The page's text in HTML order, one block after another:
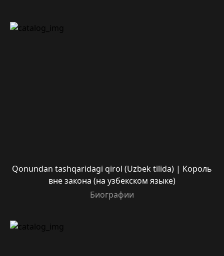
Qonundan tashqaridagi qirol (Uzbek tilida) | Король
вне закона (на узбекском языке)
Биографии